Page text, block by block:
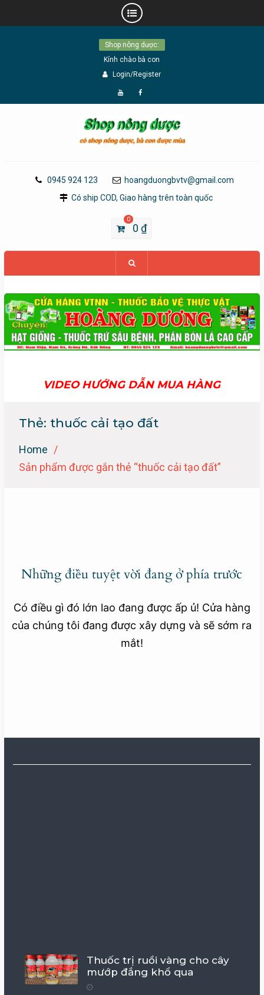
Shop nông dược:
Kính chào bà con
Login/Register
Đăng
YouTube
Page
0945 924 123
hoangduongbvtv@gmail.com
Có ship COD, Giao hàng trên toàn quốc
0
0₫
VIDEO HƯỚNG DẪN MUA HÀNG
Thẻ: thuốc cải tạo đất
Home
Sản phẩm được gắn thẻ “thuốc cải tạo đất”
Những điều tuyệt vời đang ở phía trước
Có điều gì đó lớn lao đang được ấp ủ! Cửa hàng
của chúng tôi đang được xây dựng và sẽ sớm ra
mắt!
Thuốc trị ruồi vàng cho cây
mướp đắng khổ qua